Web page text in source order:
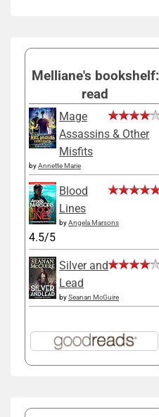
Melliane's bookshelf:
read
Mage
Assassins & Other
Misfits
byAnnette Marie
Blood
Lines
byAngela Marsons
4.5/5
Silver and
Lead
bySeanan McGuire